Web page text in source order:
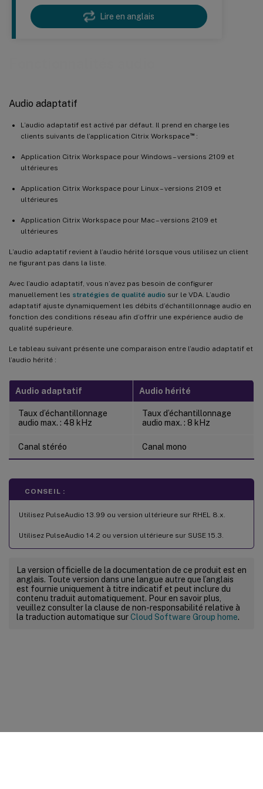
Lire en anglais
Audio adaptatif
L’audio adaptatif est activé par défaut. Il prend en charge les
clients suivants de l’application Citrix Workspace™:
Application Citrix Workspace pour Windows – versions 2109 et
ultérieures
Application Citrix Workspace pour Linux – versions 2109 et
ultérieures
Application Citrix Workspace pour Mac – versions 2109 et
ultérieures
L’audio adaptatif revient à l’audio hérité lorsque vous utilisez un client
ne figurant pas dans la liste.
Avec l’audio adaptatif, vous n’avez pas besoin de configurer
manuellement les stratégies de qualité audio sur le VDA. L’audio
adaptatif ajuste dynamiquement les débits d’échantillonnage audio en
fonction des conditions réseau afin d’offrir une expérience audio de
qualité supérieure.
Le tableau suivant présente une comparaison entre l’audio adaptatif et
l’audio hérité :
Audio adaptatif Audio hérité
Taux d’échantillonnage
audio max. : 48 kHz
Taux d’échantillonnage
audio max. : 8 kHz
Canal stéréo Canal mono
CONSEIL :
Utilisez PulseAudio 13.99 ou version ultérieure sur RHEL 8.x.
Utilisez PulseAudio 14.2 ou version ultérieure sur SUSE 15.3.
La version officielle de la documentation de ce produit est en
anglais. Toute version dans une langue autre que l’anglais
est fournie uniquement à titre indicatif et peut inclure du
contenu traduit automatiquement. Pour en savoir plus,
veuillez consulter la clause de non-responsabilité relative à
la traduction automatique surCloud Software Group home.